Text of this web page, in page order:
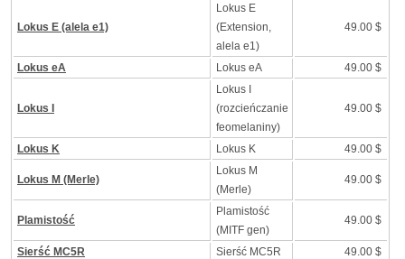
Lokus E (alela e1)
Lokus E
(Extension,
alela e1)
49.00 $
Lokus eA Lokus eA 49.00 $
Lokus I
Lokus I
(rozcieńczanie
feomelaniny)
49.00 $
Lokus K Lokus K 49.00 $
Lokus M (Merle)
Lokus M
(Merle)
49.00 $
Plamistość
Plamistość
(MITF gen)
49.00 $
Sierść MC5R Sierść MC5R 49.00 $